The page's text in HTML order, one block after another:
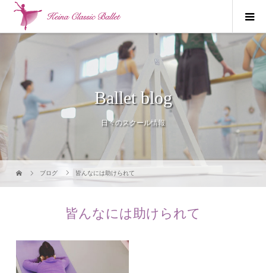
Ballet blog
日々のスクール情報
ブログ 皆んなには助けられて
皆んなには助けられて